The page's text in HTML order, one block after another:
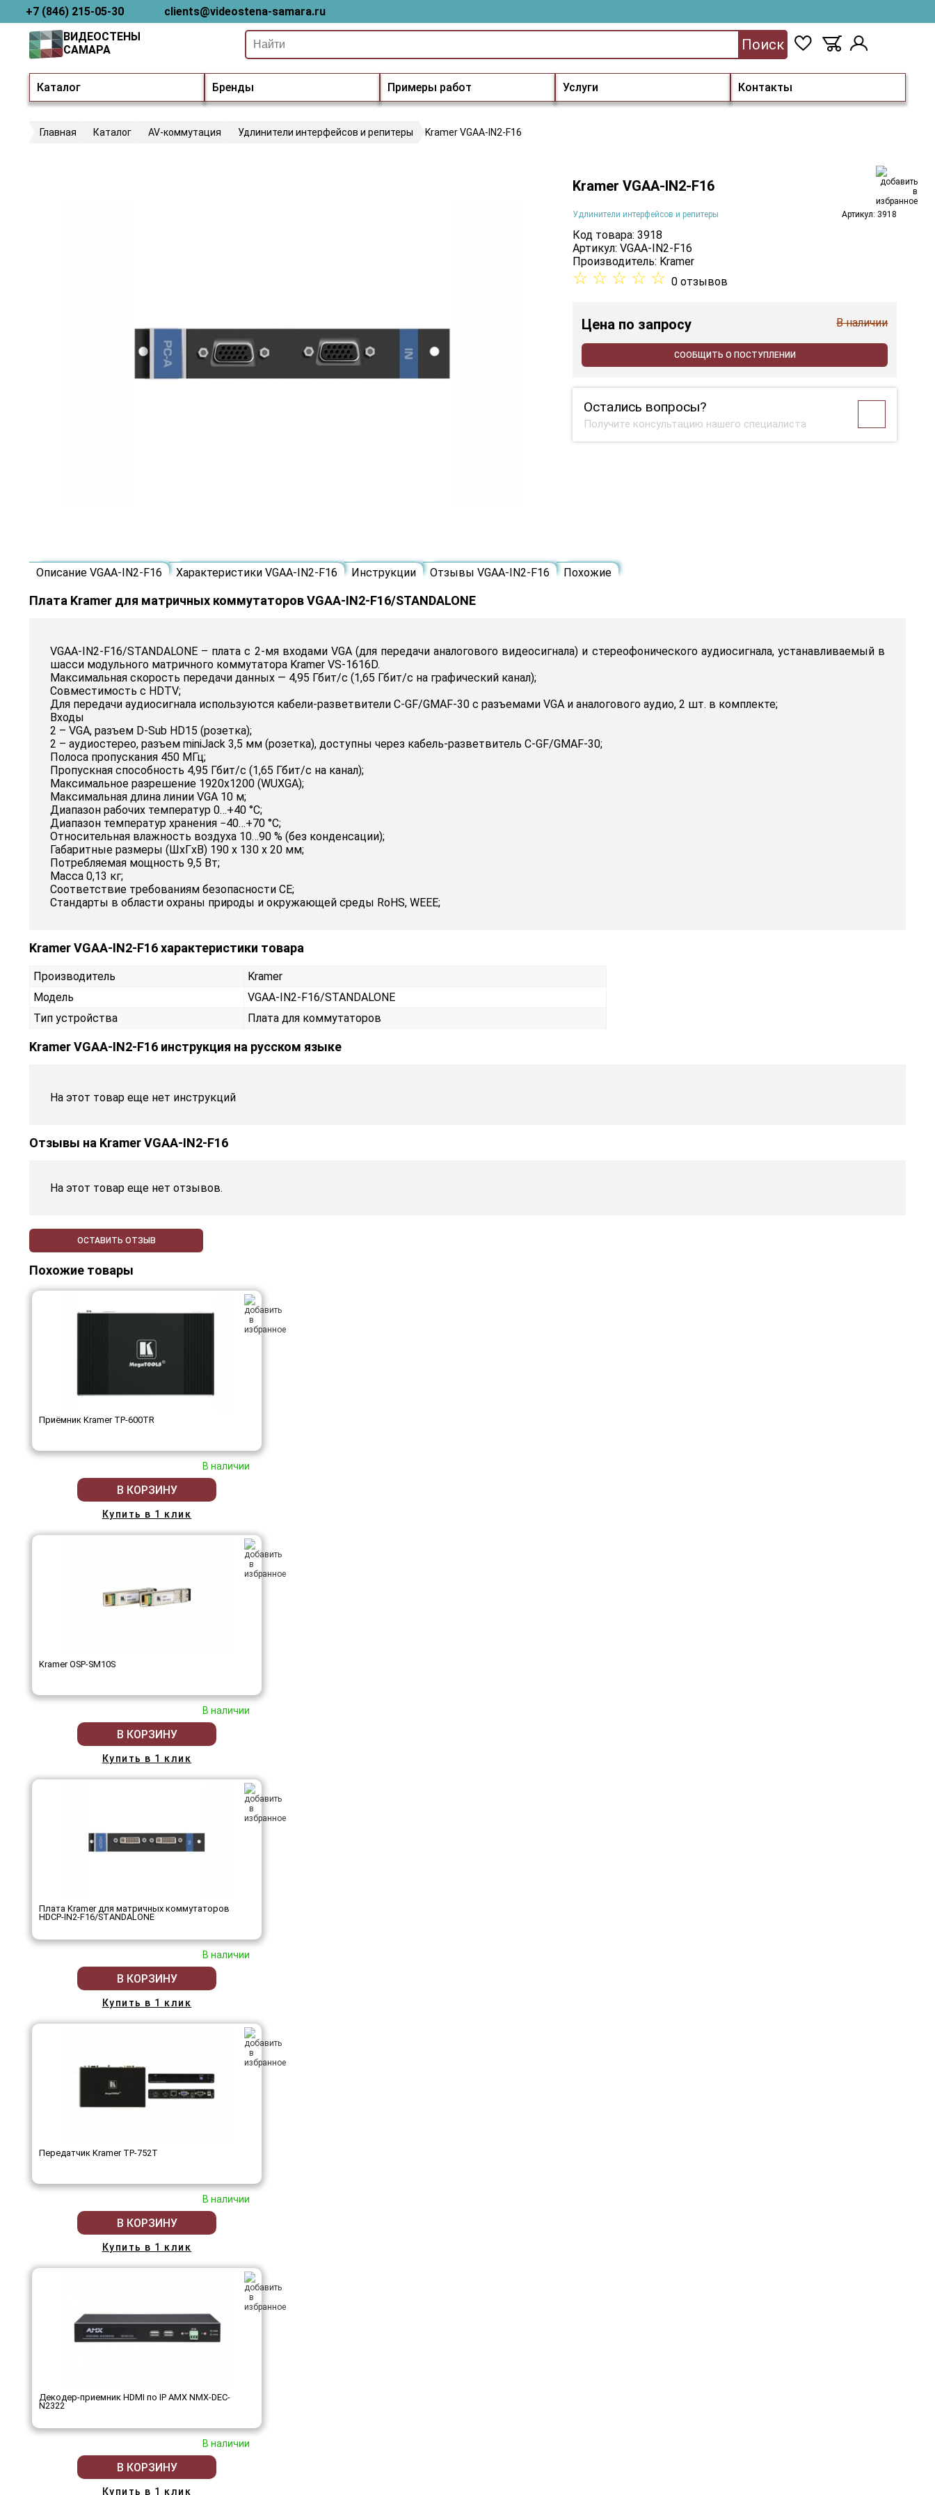
+7 (846) 215-05-30 clients@videostena-samara.ru
Каталог Бренды Примеры работ Услуги Контакты
ВИДЕОСТЕНЫ
САМАРА
Поиск
Главная Каталог AV-коммутация Удлинители интерфейсов и репитеры Kramer VGAA-IN2-F16
Kramer VGAA-IN2-F16
Удлинители интерфейсов и репитеры Артикул: 3918
Код товара: 3918
Артикул: VGAA-IN2-F16
Производитель: Kramer
☆ ☆ ☆ ☆ ☆ 0 отзывов
Цена по запросу В наличии
СООБЩИТЬ О ПОСТУПЛЕНИИ
Остались вопросы?
Получите консультацию нашего специалиста
Описание VGAA-IN2-F16 Характеристики VGAA-IN2-F16 Инструкции Отзывы VGAA-IN2-F16 Похожие
Плата Kramer для матричных коммутаторов VGAA-IN2-F16/STANDALONE
VGAA-IN2-F16/STANDALONE – плата с 2-мя входами VGA (для передачи аналогового видеосигнала) и стереофонического аудиосигнала, устанавливаемый в
шасси модульного матричного коммутатора Kramer VS-1616D.
Максимальная скорость передачи данных — 4,95 Гбит/с (1,65 Гбит/с на графический канал);
Совместимость с HDTV;
Для передачи аудиосигнала используются кабели-разветвители C-GF/GMAF-30 с разъемами VGA и аналогового аудио, 2 шт. в комплекте;
Входы
2 – VGA, разъем D-Sub HD15 (розетка);
2 – аудиостерео, разъем miniJack 3,5 мм (розетка), доступны через кабель-разветвитель C-GF/GMAF-30;
Полоса пропускания 450 МГц;
Пропускная способность 4,95 Гбит/с (1,65 Гбит/с на канал);
Максимальное разрешение 1920x1200 (WUXGA);
Максимальная длина линии VGA 10 м;
Диапазон рабочих температур 0…+40 °C;
Диапазон температур хранения −40…+70 °C;
Относительная влажность воздуха 10…90 % (без конденсации);
Габаритные размеры (ШxГxВ) 190 x 130 x 20 мм;
Потребляемая мощность 9,5 Вт;
Масса 0,13 кг;
Соответствие требованиям безопасности CE;
Стандарты в области охраны природы и окружающей среды RoHS, WEEE;
Kramer VGAA-IN2-F16 характеристики товара
Производитель
Kramer
Модель
VGAA-IN2-F16/STANDALONE
Тип устройства
Плата для коммутаторов
Kramer VGAA-IN2-F16 инструкция на русском языке
На этот товар еще нет инструкций
Отзывы на Kramer VGAA-IN2-F16
На этот товар еще нет отзывов.
ОСТАВИТЬ ОТЗЫВ
Похожие товары
Приёмник Kramer TP-600TR
В наличии
В КОРЗИНУ
Купить в 1 клик
Kramer OSP-SM10S
В наличии
В КОРЗИНУ
Купить в 1 клик
Плата Kramer для матричных коммутаторов
HDCP-IN2-F16/STANDALONE
В наличии
В КОРЗИНУ
Купить в 1 клик
Передатчик Kramer TP-752T
В наличии
В КОРЗИНУ
Купить в 1 клик
Декодер-приемник HDMI по IP AMX NMX-DEC-
N2322
В наличии
В КОРЗИНУ
Купить в 1 клик